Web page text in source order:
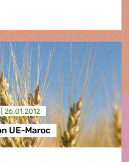
poissons
26.01.2012
UE-Maroc